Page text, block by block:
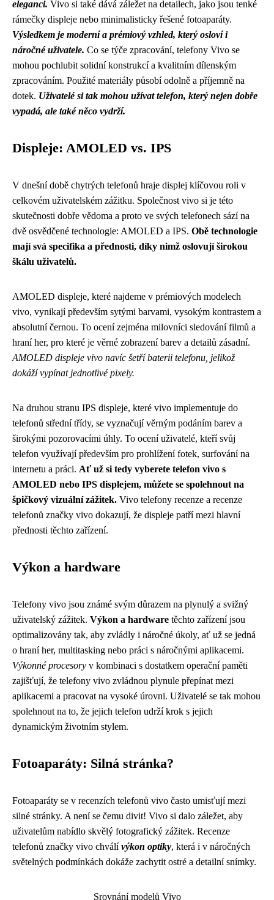
eleganci. Vivo si také dává záležet na detailech, jako jsou tenké
rámečky displeje nebo minimalisticky řešené fotoaparáty.
Výsledkem je moderní a prémiový vzhled, který osloví i
náročné uživatele. Co se týče zpracování, telefony Vivo se
mohou pochlubit solidní konstrukcí a kvalitním dílenským
zpracováním. Použité materiály působí odolně a příjemně na
dotek. Uživatelé si tak mohou užívat telefon, který nejen dobře
vypadá, ale také něco vydrží.
Displeje: AMOLED vs. IPS
V dnešní době chytrých telefonů hraje displej klíčovou roli v
celkovém uživatelském zážitku. Společnost vivo si je této
skutečnosti dobře vědoma a proto ve svých telefonech sází na
dvě osvědčené technologie: AMOLED a IPS. Obě technologie
mají svá specifika a přednosti, díky nimž oslovují širokou
škálu uživatelů.
AMOLED displeje, které najdeme v prémiových modelech
vivo, vynikají především sytými barvami, vysokým kontrastem a
absolutní černou. To ocení zejména milovníci sledování filmů a
hraní her, pro které je věrné zobrazení barev a detailů zásadní.
AMOLED displeje vivo navíc šetří baterii telefonu, jelikož
dokáží vypínat jednotlivé pixely.
Na druhou stranu IPS displeje, které vivo implementuje do
telefonů střední třídy, se vyznačují věrným podáním barev a
širokými pozorovacími úhly. To ocení uživatelé, kteří svůj
telefon využívají především pro prohlížení fotek, surfování na
internetu a práci. Ať už si tedy vyberete telefon vivo s
AMOLED nebo IPS displejem, můžete se spolehnout na
špičkový vizuální zážitek. Vivo telefony recenze a recenze
telefonů značky vivo dokazují, že displeje patří mezi hlavní
přednosti těchto zařízení.
Výkon a hardware
Telefony vivo jsou známé svým důrazem na plynulý a svižný
uživatelský zážitek. Výkon a hardware těchto zařízení jsou
optimalizovány tak, aby zvládly i náročné úkoly, ať už se jedná
o hraní her, multitasking nebo práci s náročnými aplikacemi.
Výkonné procesory v kombinaci s dostatkem operační paměti
zajišťují, že telefony vivo zvládnou plynule přepínat mezi
aplikacemi a pracovat na vysoké úrovni. Uživatelé se tak mohou
spolehnout na to, že jejich telefon udrží krok s jejich
dynamickým životním stylem.
Fotoaparáty: Silná stránka?
Fotoaparáty se v recenzích telefonů vivo často umisťují mezi
silné stránky. A není se čemu divit! Vivo si dalo záležet, aby
uživatelům nabídlo skvělý fotografický zážitek. Recenze
telefonů značky vivo chválívýkon optiky, která i v náročných
světelných podmínkách dokáže zachytit ostré a detailní snímky.
Srovnání modelů Vivo